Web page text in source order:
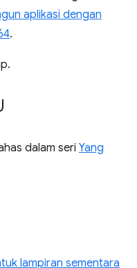
aplikasi dengan
.
dalam seri Yang
lampiran sementara